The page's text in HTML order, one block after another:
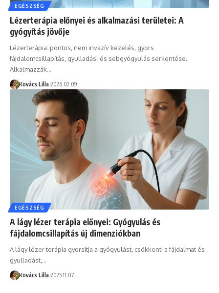
EGÉSZSÉG
Lézerterápia előnyei és alkalmazási területei: A
gyógyítás jövője
Lézerterápia: pontos, nem invazív kezelés, gyors
fájdalomcsillapítás, gyulladás- és sebgyógyulás serkentése.
Alkalmazzák…
Kovács Lilla 2026.02.09.
EGÉSZSÉG
A lágy lézer terápia előnyei: Gyógyulás és
fájdalomcsillapítás új dimenziókban
A lágy lézer terápia gyorsítja a gyógyulást, csökkenti a fájdalmat és
gyulladást,…
Kovács Lilla 2025.11.07.